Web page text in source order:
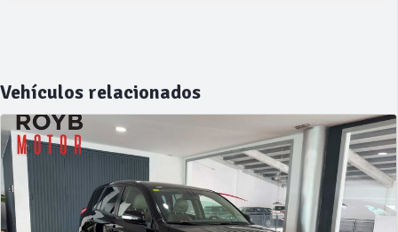
Vehículos relacionados